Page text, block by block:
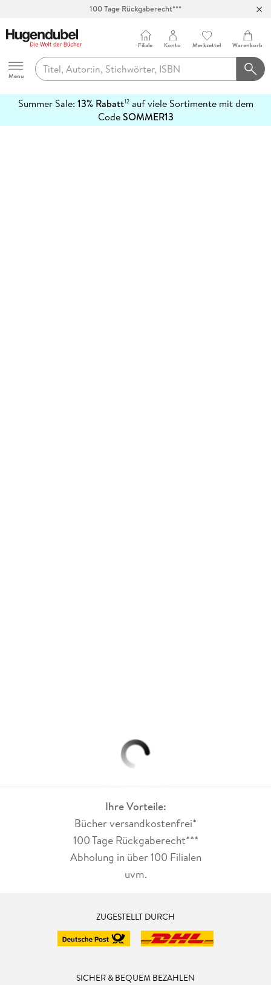
100 Tage Rückgaberecht***
Hugendubel
Menu
Filiale Konto Merkzettel Warenkorb
Summer Sale: 13% Rabatt12auf viele Sortimente mit dem
CodeSOMMER13
erfahren
Ihre Vorteile:
Bücher versandkostenfrei*
100 Tage Rückgaberecht***
Abholung in über 100 Filialen
uvm.
ZUGESTELLT DURCH
SICHER & BEQUEM BEZAHLEN